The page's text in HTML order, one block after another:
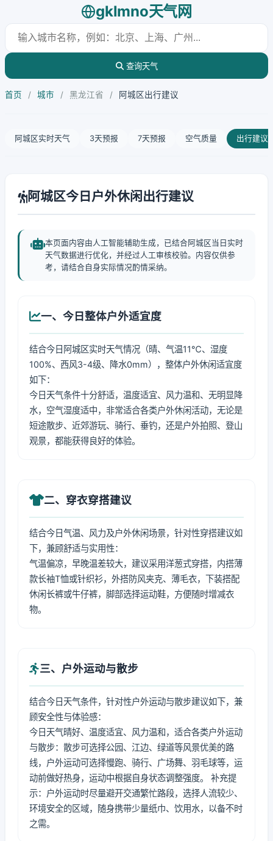
gklmno天气网
查询天气
首页 / 城市 / 黑龙江省 / 阿城区出行建议
阿城区实时天气 3天预报 7天预报 空气质量 出行建议
阿城区今日户外休闲出行建议
本页面内容由人工智能辅助生成，已结合阿城区当日实时
天气数据进行优化，并经过人工审核校验。内容仅供参
考，请结合自身实际情况酌情采纳。
一、今日整体户外适宜度
结合今日阿城区实时天气情况（晴、气温11℃、湿度
100%、西风3-4级、降水0mm），整体户外休闲适宜度
如下：
今日天气条件十分舒适，温度适宜、风力温和、无明显降
水，空气湿度适中，非常适合各类户外休闲活动，无论是
短途散步、近郊游玩、骑行、垂钓，还是户外拍照、登山
观景，都能获得良好的体验。
二、穿衣穿搭建议
结合今日气温、风力及户外休闲场景，针对性穿搭建议如
下，兼顾舒适与实用性：
气温偏凉，早晚温差较大，建议采用洋葱式穿搭，内搭薄
款长袖T恤或针织衫，外搭防风夹克、薄毛衣，下装搭配
休闲长裤或牛仔裤，脚部选择运动鞋，方便随时增减衣
物。
三、户外运动与散步
结合今日天气条件，针对性户外运动与散步建议如下，兼
顾安全性与体验感：
今日天气晴好、温度适宜、风力温和，适合各类户外运动
与散步：散步可选择公园、江边、绿道等风景优美的路
线，户外运动可选择慢跑、骑行、广场舞、羽毛球等，运
动前做好热身，运动中根据自身状态调整强度。 补充提
示：户外运动时尽量避开交通繁忙路段，选择人流较少、
环境安全的区域，随身携带少量纸巾、饮用水，以备不时
之需。